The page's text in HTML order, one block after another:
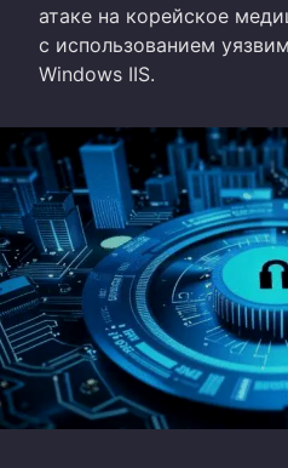
атаке на корейское
с использованием
Windows IIS.